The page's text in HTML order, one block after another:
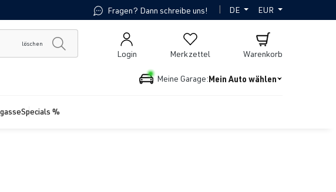
Fragen? Dann schreibe uns! | DE EUR
löschen
Merkzettel
Login Warenkorb
Meine Garage:Mein Auto wählen
Specials %